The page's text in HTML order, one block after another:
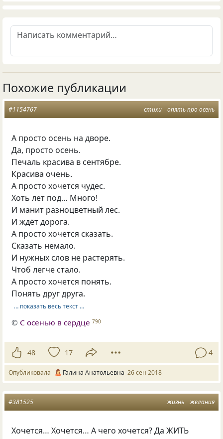
Похожие публикации
стихи опять про осень
#1154767
А просто осень на дворе.
Да, просто осень.
Печаль красива в сентябре.
Красива очень.
А просто хочется чудес.
Хоть лет под… Много!
И манит разноцветный лес.
И ждёт дорога.
А просто хочется сказать.
Сказать немало.
И нужных слов не растерять.
Чтоб легче стало.
А просто хочется понять.
Понять друг друга.
… показать весь текст …
© С осенью в сердце 790
48 17 4
Опубликовала Галина Анатольевна 26 сен 2018
жизнь желания
#381525
Хочется… Хочется… А чего хочется? Да ЖИТЬ